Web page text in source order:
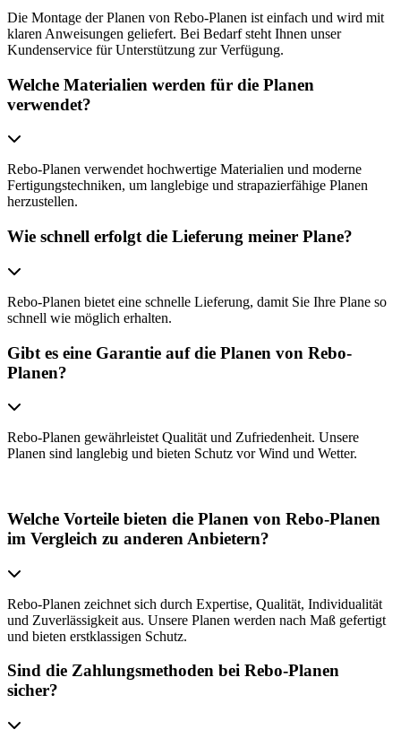
Die Montage der Planen von Rebo-Planen ist einfach und wird mit
klaren Anweisungen geliefert. Bei Bedarf steht Ihnen unser
Kundenservice für Unterstützung zur Verfügung.
Welche Materialien werden für die Planen
verwendet?
Rebo-Planen verwendet hochwertige Materialien und moderne
Fertigungstechniken, um langlebige und strapazierfähige Planen
herzustellen.
Wie schnell erfolgt die Lieferung meiner Plane?
Rebo-Planen bietet eine schnelle Lieferung, damit Sie Ihre Plane so
schnell wie möglich erhalten.
Gibt es eine Garantie auf die Planen von Rebo-
Planen?
Rebo-Planen gewährleistet Qualität und Zufriedenheit. Unsere
Planen sind langlebig und bieten Schutz vor Wind und Wetter.
Welche Vorteile bieten die Planen von Rebo-Planen
im Vergleich zu anderen Anbietern?
Rebo-Planen zeichnet sich durch Expertise, Qualität, Individualität
und Zuverlässigkeit aus. Unsere Planen werden nach Maß gefertigt
und bieten erstklassigen Schutz.
Sind die Zahlungsmethoden bei Rebo-Planen
sicher?